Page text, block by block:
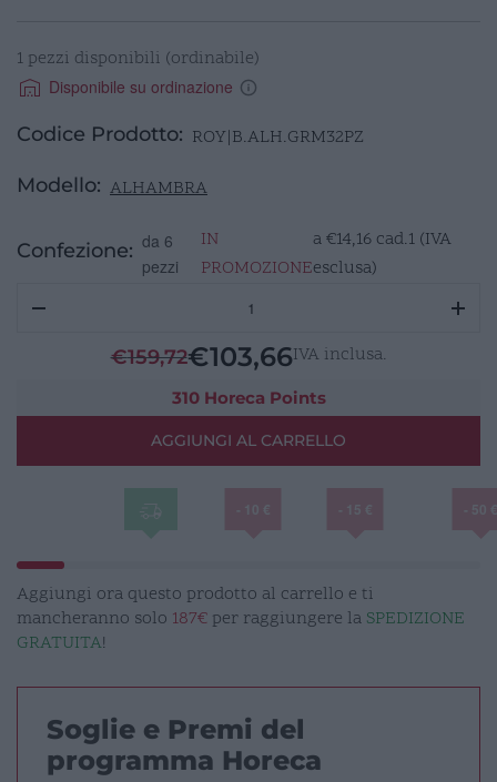
1 pezzi disponibili (ordinabile)
Disponibile su ordinazione
Codice Prodotto: ROY|B.ALH.GRM32PZ
Modello: ALHAMBRA
Confezione: da 6
pezzi
IN
PROMOZIONE
a€14,16cad.1 (IVA
esclusa)
32cm
€159,72€103,66IVA inclusa.
310 Horeca Points
AGGIUNGI AL CARRELLO
Aggiungi ora questo prodotto al carrello e ti
mancheranno solo 187€ per raggiungere la SPEDIZIONE
GRATUITA!
Soglie e Premi del
programma Horeca